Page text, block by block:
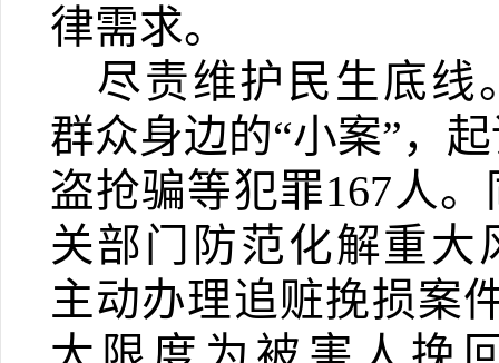
律需求。
尽责维护民生底线
群众身边的“小案”，
盗抢骗等犯罪167人。
关部门防范化解重大
主动办理追赃挽损案